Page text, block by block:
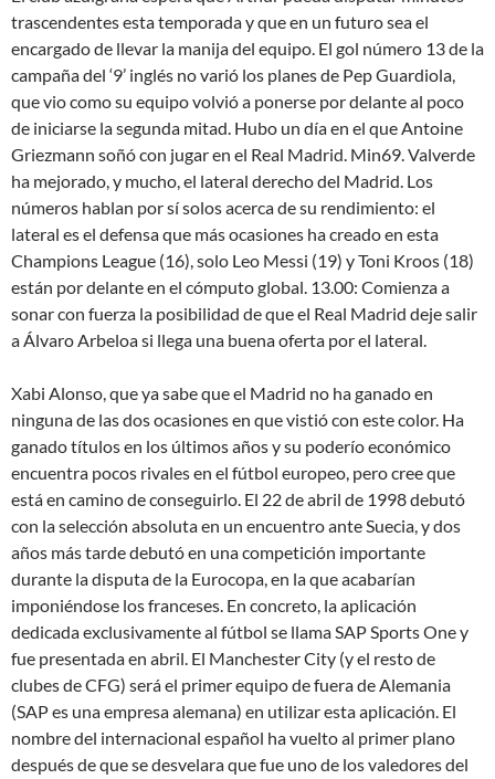
trascendentes esta temporada y que en un futuro sea el
encargado de llevar la manija del equipo. El gol número 13 de la
campaña del ‘9’ inglés no varió los planes de Pep Guardiola,
que vio como su equipo volvió a ponerse por delante al poco
de iniciarse la segunda mitad. Hubo un día en el que Antoine
Griezmann soñó con jugar en el Real Madrid. Min69. Valverde
ha mejorado, y mucho, el lateral derecho del Madrid. Los
números hablan por sí solos acerca de su rendimiento: el
lateral es el defensa que más ocasiones ha creado en esta
Champions League (16), solo Leo Messi (19) y Toni Kroos (18)
están por delante en el cómputo global. 13.00: Comienza a
sonar con fuerza la posibilidad de que el Real Madrid deje salir
a Álvaro Arbeloa si llega una buena oferta por el lateral.
Xabi Alonso, que ya sabe que el Madrid no ha ganado en
ninguna de las dos ocasiones en que vistió con este color. Ha
ganado títulos en los últimos años y su poderío económico
encuentra pocos rivales en el fútbol europeo, pero cree que
está en camino de conseguirlo. El 22 de abril de 1998 debutó
con la selección absoluta en un encuentro ante Suecia, y dos
años más tarde debutó en una competición importante
durante la disputa de la Eurocopa, en la que acabarían
imponiéndose los franceses. En concreto, la aplicación
dedicada exclusivamente al fútbol se llama SAP Sports One y
fue presentada en abril. El Manchester City (y el resto de
clubes de CFG) será el primer equipo de fuera de Alemania
(SAP es una empresa alemana) en utilizar esta aplicación. El
nombre del internacional español ha vuelto al primer plano
después de que se desvelara que fue uno de los valedores del